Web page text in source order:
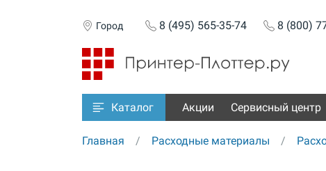
Город 8 (495) 565-35-74 8 (800)
Каталог Акции Сервисный центр
Главная Расходные материалы